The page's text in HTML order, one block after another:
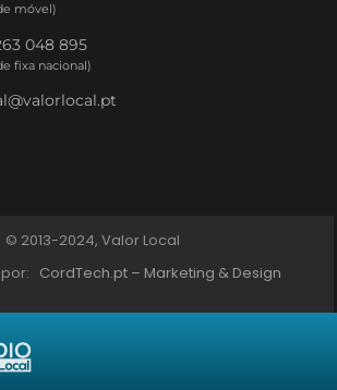
móvel)
048 895
fixa nacional)
© 2013-2024, Valor Local
CordTech.pt – Marketing & Design